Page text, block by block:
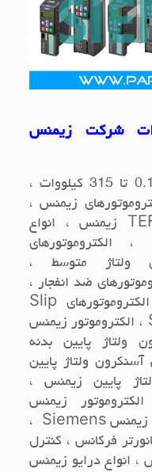
شرکت زیمنس
انواع الکتروموتور زیمنس از 0.18 تا 315 کیلووات ،
زیمنس ،
زیمنس ، انواع
، الکتروموتورهای
ولتاژ متوسط ،
ضد انفجار ،
Slip
، الکتروموتور زیمنس
ولتاژ پایین بدنه
آسنکرون ولتاژ پایین
پایین زیمنس ،
زیمنس
زیمنسSiemens ،
فرکانس ، کنترل
، انواع درایو زیمنس